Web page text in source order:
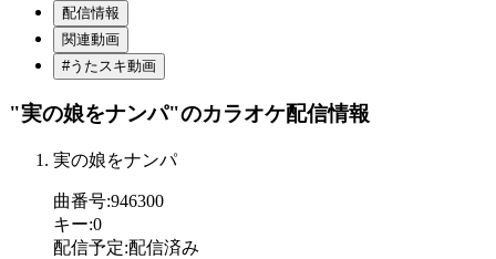
配信情報
関連動画
#うたスキ動画
"実の娘をナンパ"のカラオケ配信情報
実の娘をナンパ
曲番号:946300
キー:0
配信予定:配信済み